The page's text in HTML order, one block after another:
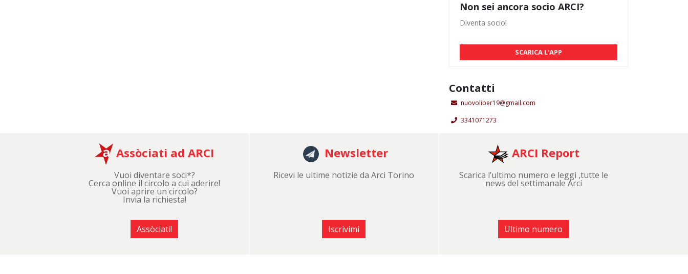
Non sei ancora socio ARCI?
Diventa socio!
SCARICA L'APP
Contatti
nuovoliber19@gmail.com
3341071273
Assòciati ad ARCI
Vuoi diventare soci*?
Cerca online il circolo a cui aderire!
Vuoi aprire un circolo?
Invia la richiesta!
Assòciati!
Newsletter
Ricevi le ultime notizie da Arci Torino
Iscrivimi
ARCI Report
Scarica l’ultimo numero e leggi ,tutte le
news del settimanale Arci
Ultimo numero